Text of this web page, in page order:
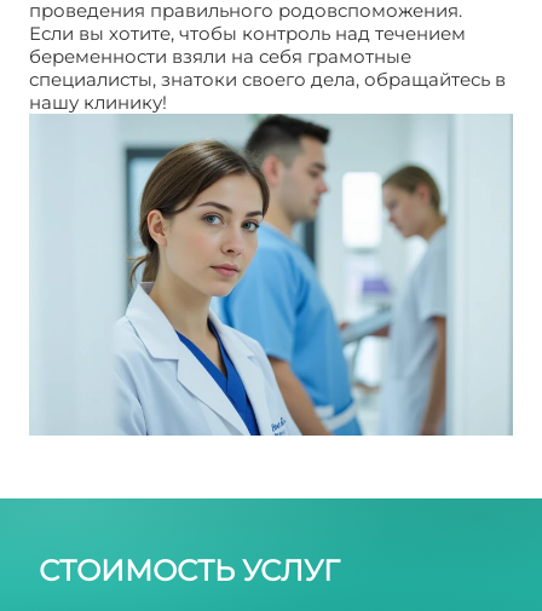
проведения правильного родовспоможения.
Если вы хотите, чтобы контроль над течением
беременности взяли на себя грамотные
специалисты, знатоки своего дела, обращайтесь в
нашу клинику!
СТОИМОСТЬ УСЛУГ